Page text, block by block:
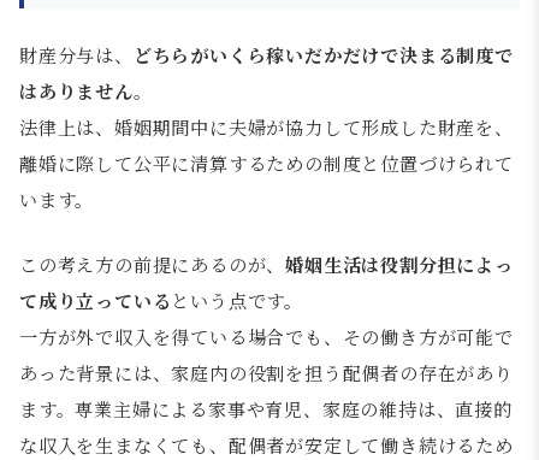
財産分与は、
どちらがいくら稼いだかだけで決まる制度で
はありません。
法律上は、婚姻期間中に夫婦が協力して形成した財産を、
離婚に際して公平に清算するための制度と位置づけられて
います。
この考え方の前提にあるのが、婚姻生活は役割分担によっ
て成り立っている という点です。
一方が外で収入を得ている場合でも、その働き方が可能で
あった背景には、家庭内の役割を担う配偶者の存在があり
ます。専業主婦による家事や育児、家庭の維持は、直接的
な収入を生まなくても、配偶者が安定して働き続けるため